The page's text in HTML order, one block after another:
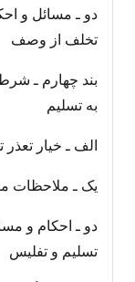
دو ـ مسائل و
تخلف از وصف
بند چهارم ـ
به تسلیم
الف ـ خیار
یک ـ ملاحظات
دو ـ احکام و
تسلیم و تفلیس